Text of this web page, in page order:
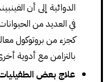
الدوائية إلى أن
في العديد من
كجزء من بروتوكول
بالتزامن مع أدوية
علاج بعض